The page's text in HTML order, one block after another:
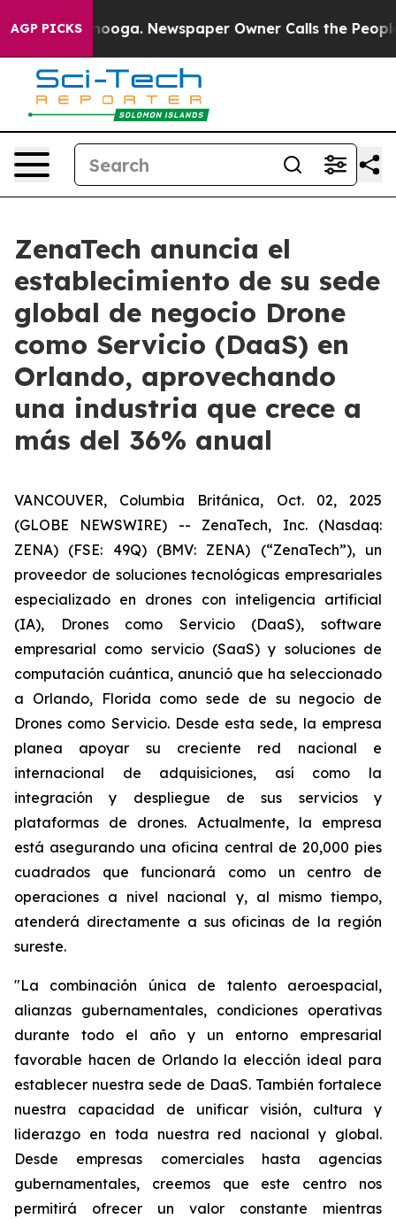
AGP PICKS Newspaper Owner Calls the People
ZenaTech anuncia el
establecimiento de su sede
global de negocio Drone
como Servicio (DaaS) en
Orlando, aprovechando
una industria que crece a
más del 36% anual
VANCOUVER, Columbia Británica, Oct. 02, 2025
(GLOBE NEWSWIRE) -- ZenaTech, Inc. (Nasdaq:
ZENA) (FSE: 49Q) (BMV: ZENA) (“ZenaTech”), un
proveedor de soluciones tecnológicas empresariales
especializado en drones con inteligencia artificial
(IA), Drones como Servicio (DaaS), software
empresarial como servicio (SaaS) y soluciones de
computación cuántica, anunció que ha seleccionado
a Orlando, Florida como sede de su negocio de
Drones como Servicio. Desde esta sede, la empresa
planea apoyar su creciente red nacional e
internacional de adquisiciones, así como la
integración y despliegue de sus servicios y
plataformas de drones. Actualmente, la empresa
está asegurando una oficina central de 20,000 pies
cuadrados que funcionará como un centro de
operaciones a nivel nacional y, al mismo tiempo,
atenderá directamente a sus oficinas de la región
sureste.
"La combinación única de talento aeroespacial,
alianzas gubernamentales, condiciones operativas
durante todo el año y un entorno empresarial
favorable hacen de Orlando la elección ideal para
establecer nuestra sede de DaaS. También fortalece
nuestra capacidad de unificar visión, cultura y
liderazgo en toda nuestra red nacional y global.
Desde empresas comerciales hasta agencias
gubernamentales, creemos que este centro nos
permitirá ofrecer un valor constante mientras